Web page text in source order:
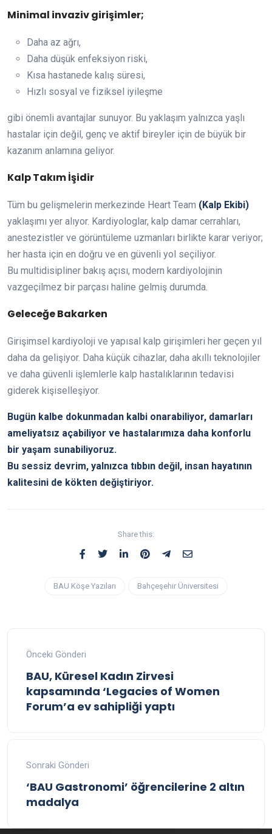
Minimal invaziv girişimler;
Daha az ağrı,
Daha düşük enfeksiyon riski,
Kısa hastanede kalış süresi,
Hızlı sosyal ve fiziksel iyileşme
gibi önemli avantajlar sunuyor. Bu yaklaşım yalnızca yaşlı
hastalar için değil, genç ve aktif bireyler için de büyük bir
kazanım anlamına geliyor.
Kalp Takım İşidir
Tüm bu gelişmelerin merkezinde Heart Team (Kalp Ekibi)
yaklaşımı yer alıyor. Kardiyologlar, kalp damar cerrahları,
anestezistler ve görüntüleme uzmanları birlikte karar veriyor;
her hasta için en doğru ve en güvenli yol seçiliyor.
Bu multidisipliner bakış açısı, modern kardiyolojinin
vazgeçilmez bir parçası haline gelmiş durumda.
Geleceğe Bakarken
Girişimsel kardiyoloji ve yapısal kalp girişimleri her geçen yıl
daha da gelişiyor. Daha küçük cihazlar, daha akıllı teknolojiler
ve daha güvenli işlemlerle kalp hastalıklarının tedavisi
giderek kişiselleşiyor.
Bugün kalbe dokunmadan kalbi onarabiliyor, damarları
ameliyatsız açabiliyor ve hastalarımıza daha konforlu
bir yaşam sunabiliyoruz.
Bu sessiz devrim, yalnızca tıbbın değil, insan hayatının
kalitesini de kökten değiştiriyor.
Share this:
BAU Köşe Yazıları Bahçeşehir Üniversitesi
Önceki Gönderi
BAU, Küresel Kadın Zirvesi
kapsamında ‘Legacies of Women
Forum’a ev sahipliği yaptı
Sonraki Gönderi
‘BAU Gastronomi’ öğrencilerine 2 altın
madalya